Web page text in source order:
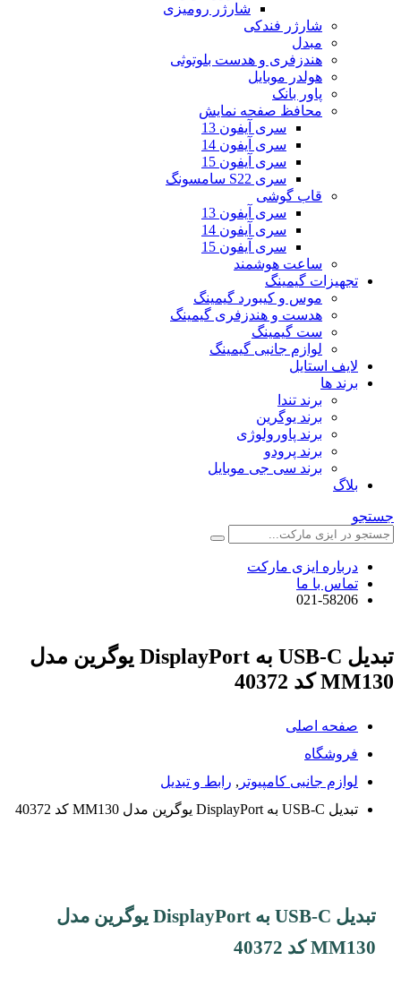
شارژر رومیزی
شارژر فندکی
مبدل
هندزفری و هدست بلوتوثی
هولدر موبایل
پاور بانک
محافظ صفحه نمایش
سری آیفون 13
سری آیفون 14
سری آیفون 15
سری S22 سامسونگ
قاب گوشی
سری آیفون 13
سری آیفون 14
سری آیفون 15
ساعت هوشمند
تجهیزات گیمینگ
موس و کیبورد گیمینگ
هدست و هندزفری گیمینگ
ست گیمینگ
لوازم جانبی گیمینگ
لایف استایل
برند ها
برند تندا
برند یوگرین
برند پاورولوژی
برند پرودو
برند سی جی موبایل
بلاگ
جستجو
درباره ایزی مارکت
تماس با ما
021-58206
تبدیل USB-C به DisplayPort یوگرین مدل
MM130 کد 40372
صفحه اصلی
فروشگاه
لوازم جانبی کامپیوتر , رابط و تبدیل
تبدیل USB-C به DisplayPort یوگرین مدل MM130 کد 40372
تبدیل USB-C به DisplayPort یوگرین مدل
MM130 کد 40372